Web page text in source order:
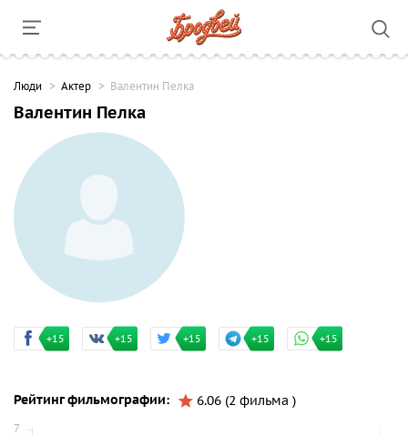
Люди Актер Валентин Пелка
Валентин Пелка
+15 +15 +15 +15 +15
Рейтинг фильмографии: 6.06 (2 фильма )